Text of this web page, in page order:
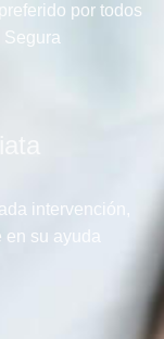
por todos
Segura
intervención,
en su ayuda